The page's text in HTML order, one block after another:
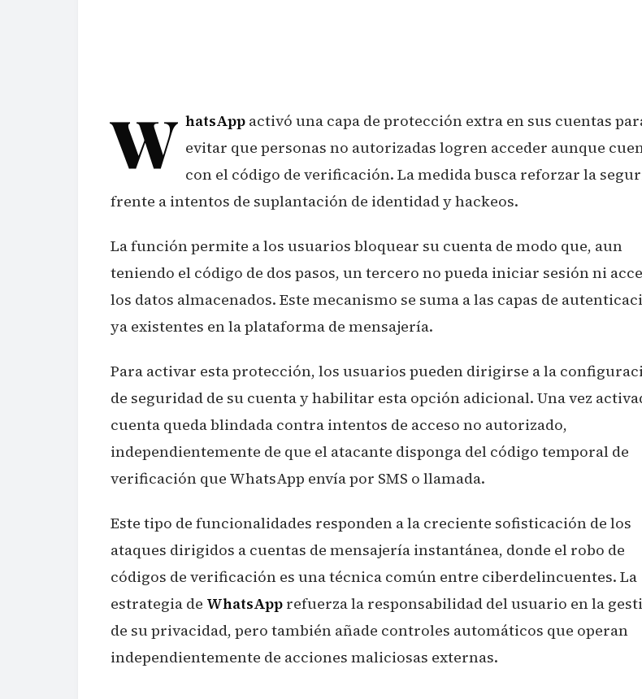
W hatsApp activó una capa de protección extra en sus cuentas
evitar que personas no autorizadas logren acceder aunque
con el código de verificación. La medida busca reforzar la
frente a intentos de suplantación de identidad y hackeos.
La función permite a los usuarios bloquear su cuenta de modo que, aun
teniendo el código de dos pasos, un tercero no pueda iniciar sesión ni
los datos almacenados. Este mecanismo se suma a las capas de
ya existentes en la plataforma de mensajería.
Para activar esta protección, los usuarios pueden dirigirse a la
de seguridad de su cuenta y habilitar esta opción adicional. Una vez
cuenta queda blindada contra intentos de acceso no autorizado,
independientemente de que el atacante disponga del código temporal de
verificación que WhatsApp envía por SMS o llamada.
Este tipo de funcionalidades responden a la creciente sofisticación de los
ataques dirigidos a cuentas de mensajería instantánea, donde el robo de
códigos de verificación es una técnica común entre ciberdelincuentes. La
estrategia de WhatsApp refuerza la responsabilidad del usuario en la
de su privacidad, pero también añade controles automáticos que operan
independientemente de acciones maliciosas externas.